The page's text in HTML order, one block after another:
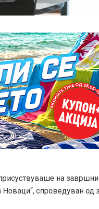
на
спроведуван од